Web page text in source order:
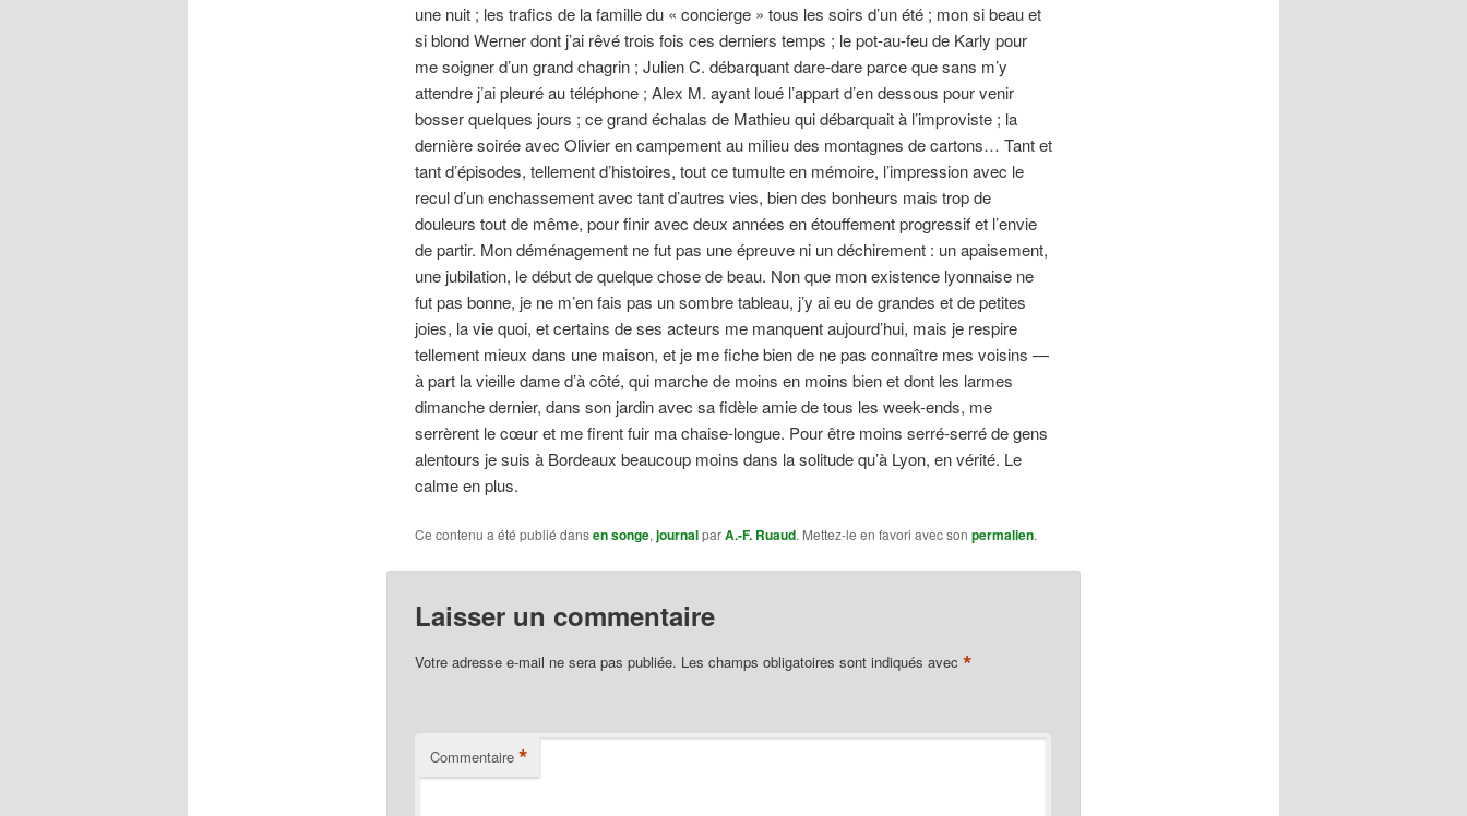
une nuit ; les trafics de la famille du « concierge » tous les soirs d’un été ; mon si beau et
si blond Werner dont j’ai rêvé trois fois ces derniers temps ; le pot-au-feu de Karly pour
me soigner d’un grand chagrin ; Julien C. débarquant dare-dare parce que sans m’y
attendre j’ai pleuré au téléphone ; Alex M. ayant loué l’appart d’en dessous pour venir
bosser quelques jours ; ce grand échalas de Mathieu qui débarquait à l’improviste ; la
dernière soirée avec Olivier en campement au milieu des montagnes de cartons… Tant et
tant d’épisodes, tellement d’histoires, tout ce tumulte en mémoire, l’impression avec le
recul d’un enchassement avec tant d’autres vies, bien des bonheurs mais trop de
douleurs tout de même, pour finir avec deux années en étouffement progressif et l’envie
de partir. Mon déménagement ne fut pas une épreuve ni un déchirement : un apaisement,
une jubilation, le début de quelque chose de beau. Non que mon existence lyonnaise ne
fut pas bonne, je ne m’en fais pas un sombre tableau, j’y ai eu de grandes et de petites
joies, la vie quoi, et certains de ses acteurs me manquent aujourd’hui, mais je respire
tellement mieux dans une maison, et je me fiche bien de ne pas connaître mes voisins —
à part la vieille dame d’à côté, qui marche de moins en moins bien et dont les larmes
dimanche dernier, dans son jardin avec sa fidèle amie de tous les week-ends, me
serrèrent le cœur et me firent fuir ma chaise-longue. Pour être moins serré-serré de gens
alentours je suis à Bordeaux beaucoup moins dans la solitude qu’à Lyon, en vérité. Le
calme en plus.
Ce contenu a été publié dansen songe, journalparA.-F. Ruaud. Mettez-le en favori avec son permalien.
Laisser un commentaire
Votre adresse e-mail ne sera pas publiée. Les champs obligatoires sont indiqués avec *
Commentaire *